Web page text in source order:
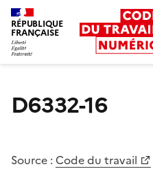
RÉPUBLIQUE
FRANÇAISE
D6332-16
Source : Code du travail